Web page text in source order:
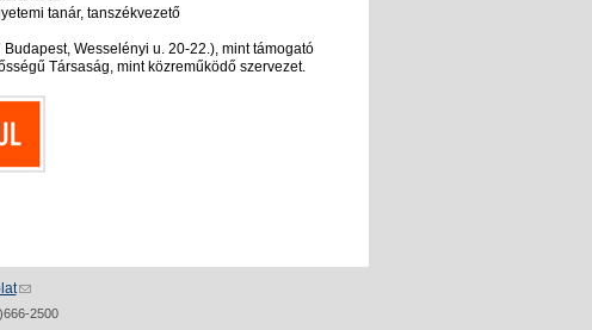
tanár, tanszékvezető
Budapest, Wesselényi u. 20-22.), mint támogató
Társaság, mint közreműködő szervezet.
2500